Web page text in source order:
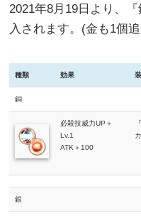
2021年8月19日より、
入されます。(金も1個
種類 効果
銅
必殺技威力UP＋
Lv.1
ATK＋100
銀